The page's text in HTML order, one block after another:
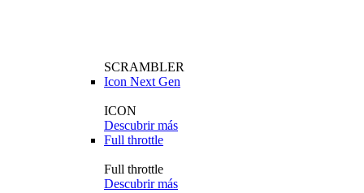
SCRAMBLER
Icon Next Gen
ICON
Descubrir más
Full throttle
Full throttle
Descubrir más